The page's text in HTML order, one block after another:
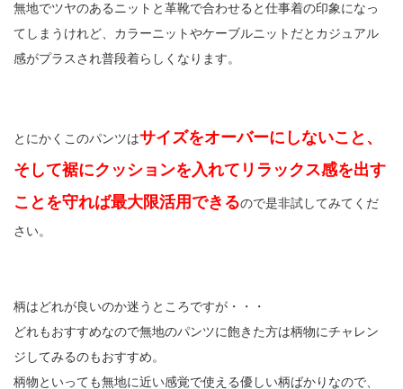
無地でツヤのあるニットと革靴で合わせると仕事着の印象になっ
てしまうけれど、カラーニットやケーブルニットだとカジュアル
感がプラスされ普段着らしくなります。
とにかくこのパンツはサイズをオーバーにしないこと、
そして裾にクッションを入れてリラックス感を出す
ことを守れば最大限活用できるので是非試してみてくだ
さい。
柄はどれが良いのか迷うところですが・・・
どれもおすすめなので無地のパンツに飽きた方は柄物にチャレン
ジしてみるのもおすすめ。
柄物といっても無地に近い感覚で使える優しい柄ばかりなので、